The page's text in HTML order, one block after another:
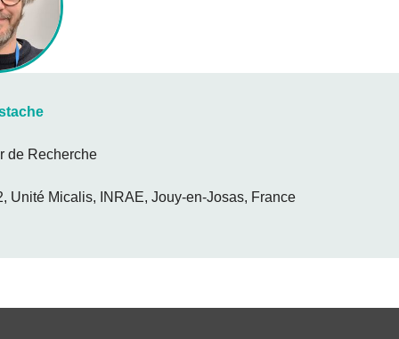
de Recherche
Unité Micalis, INRAE, Jouy-en-Josas, France